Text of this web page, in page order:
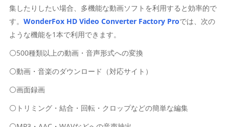
集したりしたい場合、多機能な動画ソフトを利用すると効率的で
す。 WonderFox HD Video Converter Factory Proでは、次の
ような機能を1本で利用できます。
⚪500種類以上の動画・音声形式への変換
⚪動画・音楽のダウンロード（対応サイト）
⚪画面録画
⚪トリミング・結合・回転・クロップなどの簡単な編集